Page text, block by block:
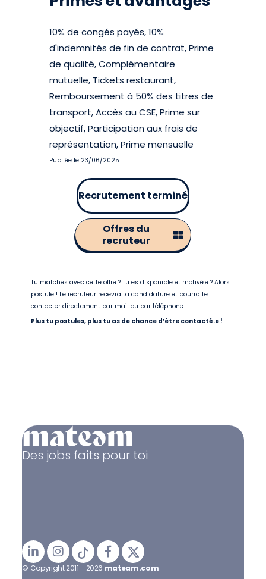
10% de congés payés, 10%
d'indemnités de fin de contrat, Prime
de qualité, Complémentaire
mutuelle, Tickets restaurant,
Remboursement à 50% des titres de
transport, Accès au CSE, Prime sur
objectif, Participation aux frais de
représentation, Prime mensuelle
Publiée le 23/06/2025
Recrutement terminé
Offres du
recruteur
Tu matches avec cette offre ? Tu es disponible et motivé.e ? Alors
postule ! Le recruteur recevra ta candidature et pourra te
contacter directement par mail ou par téléphone.
Plus tu postules, plus tu as de chance d’être contacté.e !
Des jobs faits pour toi
© Copyright 2011 - 2026 mateam.com